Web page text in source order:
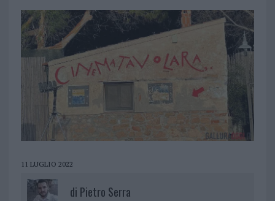
11 LUGLIO 2022
di Pietro Serra